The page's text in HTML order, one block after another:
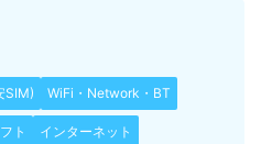
SIM) WiFi・Network・BT
ト インターネット